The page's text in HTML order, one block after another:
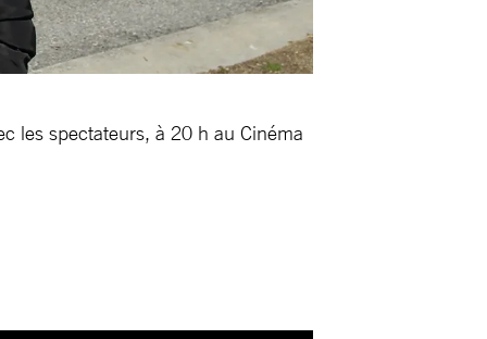
les spectateurs, à 20 h au Cinéma